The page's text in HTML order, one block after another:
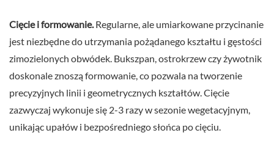
Cięcie i formowanie. Regularne, ale umiarkowane przycinanie
jest niezbędne do utrzymania pożądanego kształtu i gęstości
zimozielonych obwódek. Bukszpan, ostrokrzew czy żywotnik
doskonale znoszą formowanie, co pozwala na tworzenie
precyzyjnych linii i geometrycznych kształtów. Cięcie
zazwyczaj wykonuje się 2-3 razy w sezonie wegetacyjnym,
unikając upałów i bezpośredniego słońca po cięciu.